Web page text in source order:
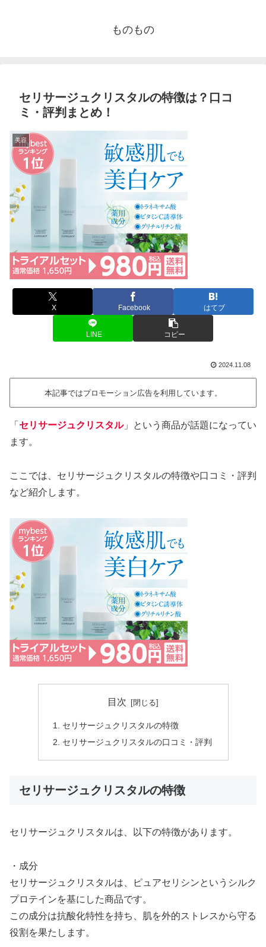
ものもの
セリサージュクリスタルの特徴は？口コ
ミ・評判まとめ！
美容
X Facebook はてブ
LINE コピー
2024.11.08
本記事ではプロモーション広告を利用しています。
「 セリサージュクリスタル」という商品が話題になってい
ます。
ここでは、セリサージュクリスタルの特徴や口コミ・評判
など紹介します。
目次
セリサージュクリスタルの特徴
セリサージュクリスタルの口コミ・評判
セリサージュクリスタルの特徴
セリサージュクリスタルは、以下の特徴があります。
・成分
セリサージュクリスタルは、ピュアセリシンというシルク
プロテインを基にした商品です。
この成分は抗酸化特性を持ち、肌を外的ストレスから守る
役割を果たします。